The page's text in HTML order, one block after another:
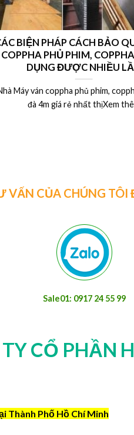
BIỆN PHÁP CÁCH BẢO
COPPHA PHỦ PHIM,
DỤNG ĐƯỢC NHIỀU
Máy ván coppha phủ phim,
đà 4m giá rẻ nhất thịXem
VẤN CỦA CHÚNG
Sale01: 0917 24 55 99
CỔ PHẦN
Thành Phố Hồ Chí Minh